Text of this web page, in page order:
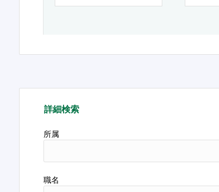
詳細検索
所属
職名